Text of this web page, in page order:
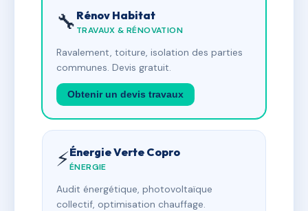
🔧 Rénov Habitat
TRAVAUX & RÉNOVATION
Ravalement, toiture, isolation des parties
communes. Devis gratuit.
Obtenir un devis travaux
⚡Énergie Verte Copro
ÉNERGIE
Audit énergétique, photovoltaïque
collectif, optimisation chauffage.